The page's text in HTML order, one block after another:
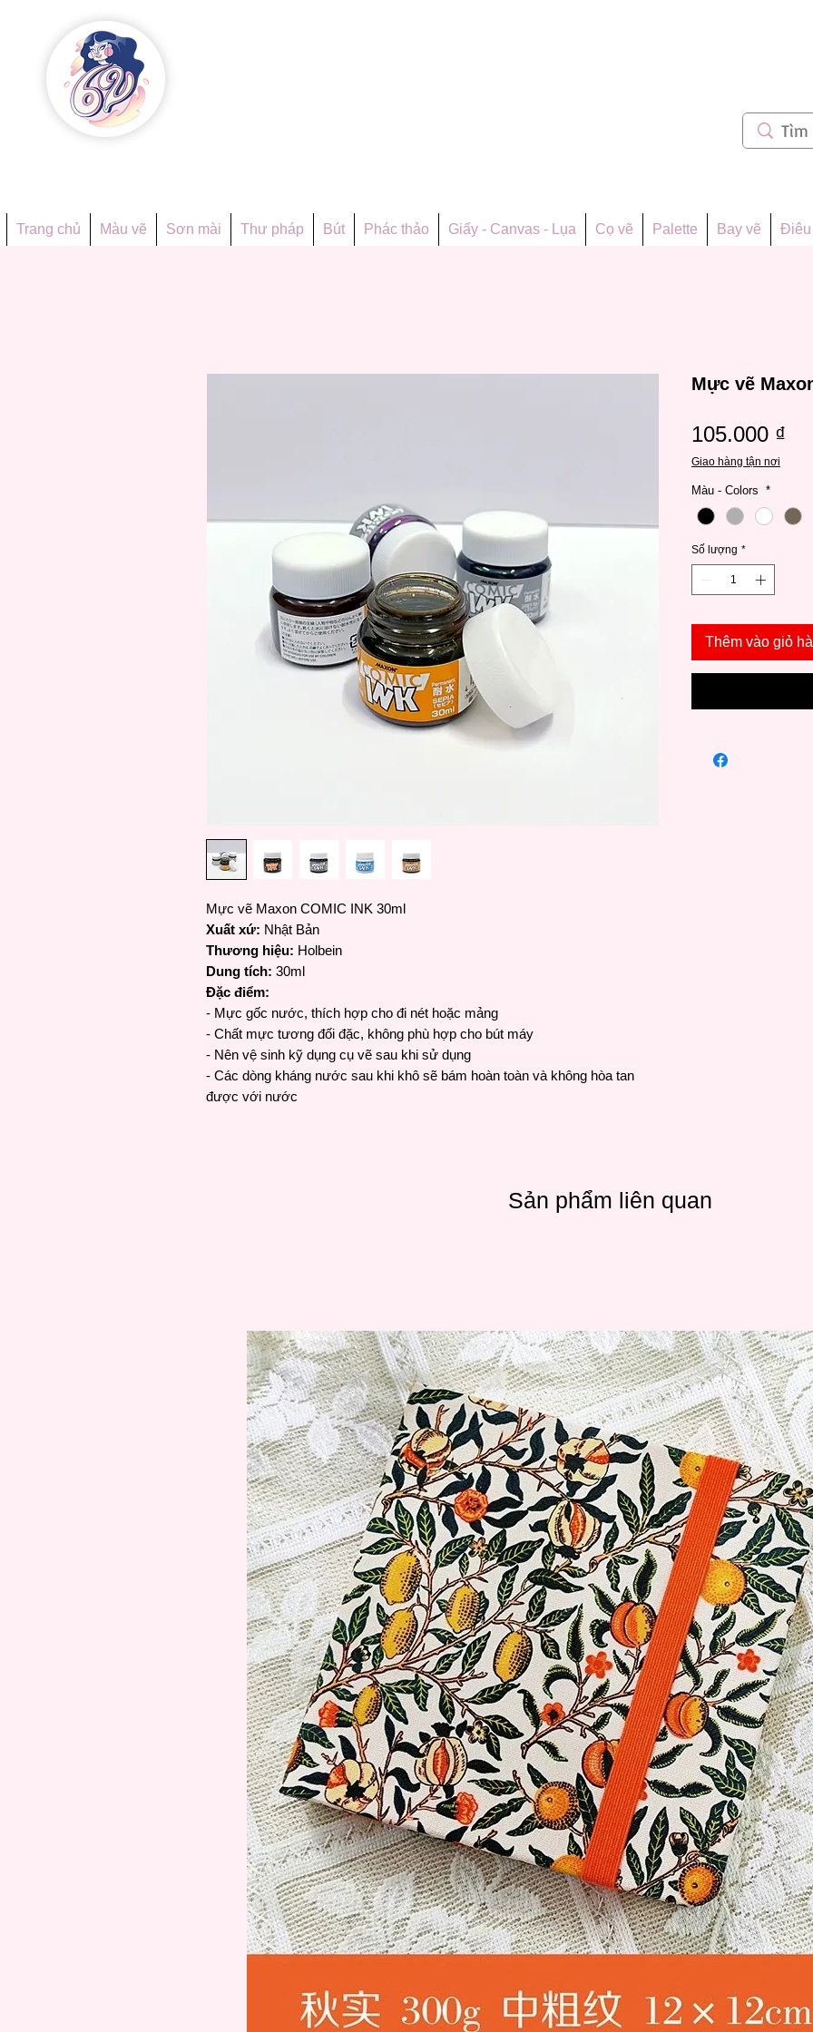
Trang chủ Màu vẽ Sơn mài Thư pháp Bút Phác thảo Giấy - Canvas - Lụa Cọ vẽ Palette Bay vẽ Điêu
Mực vẽ Maxon COMIC INK 30ml
Xuất xứ: Nhật Bản
Thương hiệu: Holbein
Dung tích: 30ml
Đặc điểm:
- Mực gốc nước, thích hợp cho đi nét hoặc mảng
- Chất mực tương đối đặc, không phù hợp cho bút máy
- Nên vệ sinh kỹ dụng cụ vẽ sau khi sử dụng
- Các dòng kháng nước sau khi khô sẽ bám hoàn toàn và không hòa tan
được với nước
Mực vẽ
105.000 ₫
Giao hàng tận nơi
Màu - Colors *
Số lượng *
Thêm vào giỏ
Sản phẩm liên quan